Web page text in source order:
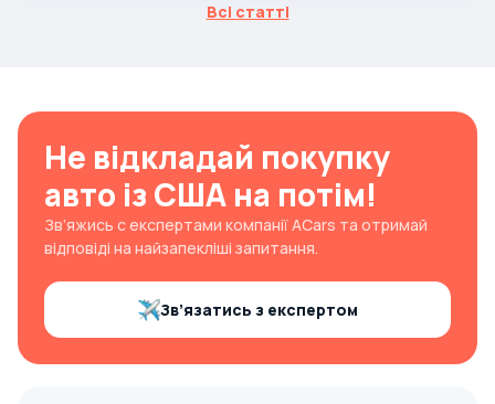
Всі статті
Не відкладай покупку
авто із США на потім!
Зв’яжись с експертами компанії ACars та отримай
відповіді на найзапекліші запитання.
Зв’язатись з експертом